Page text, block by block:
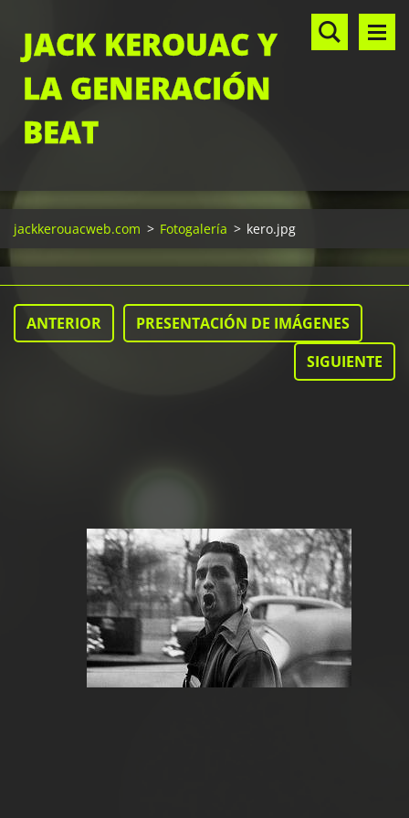
JACK KEROUAC Y
LA GENERACIÓN
BEAT
jackkerouacweb.com > Fotogalería > kero.jpg
ANTERIOR
PRESENTACIÓN DE IMÁGENES
SIGUIENTE